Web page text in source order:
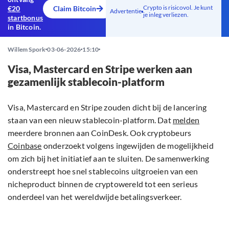
€20
startbonus
in Bitcoin.
Claim Bitcoin Advertentie Crypto is risicovol. Je kunt
je inleg verliezen.
Willem Spork 03-06-2026 15:10
Visa, Mastercard en Stripe werken aan
gezamenlijk stablecoin-platform
Visa, Mastercard en Stripe zouden dicht bij de lancering
staan van een nieuw stablecoin-platform. Dat melden
meerdere bronnen aan CoinDesk. Ook cryptobeurs
Coinbase onderzoekt volgens ingewijden de mogelijkheid
om zich bij het initiatief aan te sluiten. De samenwerking
onderstreept hoe snel stablecoins uitgroeien van een
nicheproduct binnen de cryptowereld tot een serieus
onderdeel van het wereldwijde betalingsverkeer.